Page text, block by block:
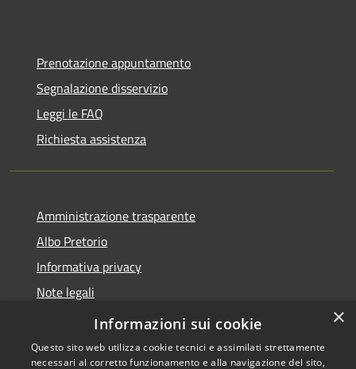
Prenotazione appuntamento
Segnalazione disservizio
Leggi le FAQ
Richiesta assistenza
Amministrazione trasparente
Albo Pretorio
Informativa privacy
Note legali
Dichiarazione di accessibilità
×
Informazioni sui cookie
Questo sito web utilizza cookie tecnici e assimilati strettamente
necessari al corretto funzionamento e alla navigazione del sito,